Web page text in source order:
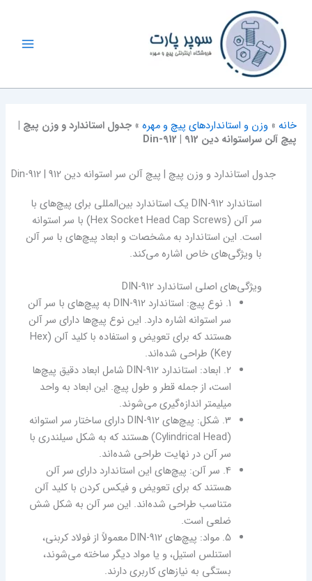
خانه » وزن و استانداردهای پیچ و مهره »جدول استاندارد و وزن پیچ |
پیچ آلن سراستوانه دین 912 |‌ Din-912
جدول استاندارد و وزن پیچ | پیچ آلن سر استوانه دین 912 |‌ Din-912
استاندارد DIN-912 یک استاندارد بین‌المللی برای پیچ‌های با
سر آلن (Hex Socket Head Cap Screws) با سر استوانه
است. این استاندارد به مشخصات و ابعاد پیچ‌های با سر آلن
با ویژگی‌های خاص اشاره می‌کند.
ویژگی‌های اصلی استاندارد DIN-912
1. نوع پیچ: استاندارد DIN-912 به پیچ‌های با سر آلن
سر استوانه اشاره دارد. این نوع پیچ‌ها دارای سر آلن
هستند که برای تعویض و استفاده با کلید آلن (Hex
Key) طراحی شده‌اند.
2. ابعاد: استاندارد DIN-912 شامل ابعاد دقیق پیچ‌ها
است، از جمله قطر و طول پیچ. این ابعاد به واحد
میلیمتر اندازه‌گیری می‌شوند.
3. شکل: پیچ‌های DIN-912 دارای ساختار سر استوانه
(Cylindrical Head) هستند که به شکل سیلندری با
سر آلن در نهایت طراحی شده‌اند.
4. سر آلن: پیچ‌های این استاندارد دارای سر آلن
هستند که برای تعویض و فیکس کردن با کلید آلن
متناسب طراحی شده‌اند. این سر آلن به شکل شش
ضلعی است.
5. مواد: پیچ‌های DIN-912 معمولاً از فولاد کربنی،
استنلس استیل، و یا مواد دیگر ساخته می‌شوند،
بستگی به نیازهای کاربری دارند.